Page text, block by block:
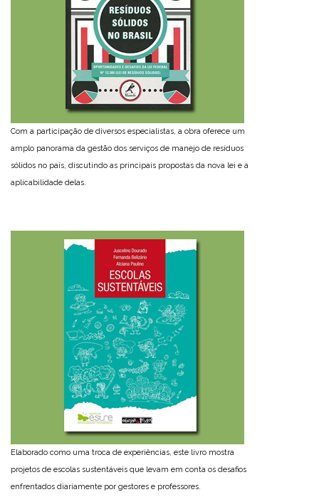
Com a participação de diversos especialistas, a obra oferece um
amplo panorama da gestão dos serviços de manejo de resíduos
sólidos no país, discutindo as principais propostas da nova lei e a
aplicabilidade delas.
Elaborado como uma troca de experiências, este livro mostra
projetos de escolas sustentáveis que levam em conta os desafios
enfrentados diariamente por gestores e professores.